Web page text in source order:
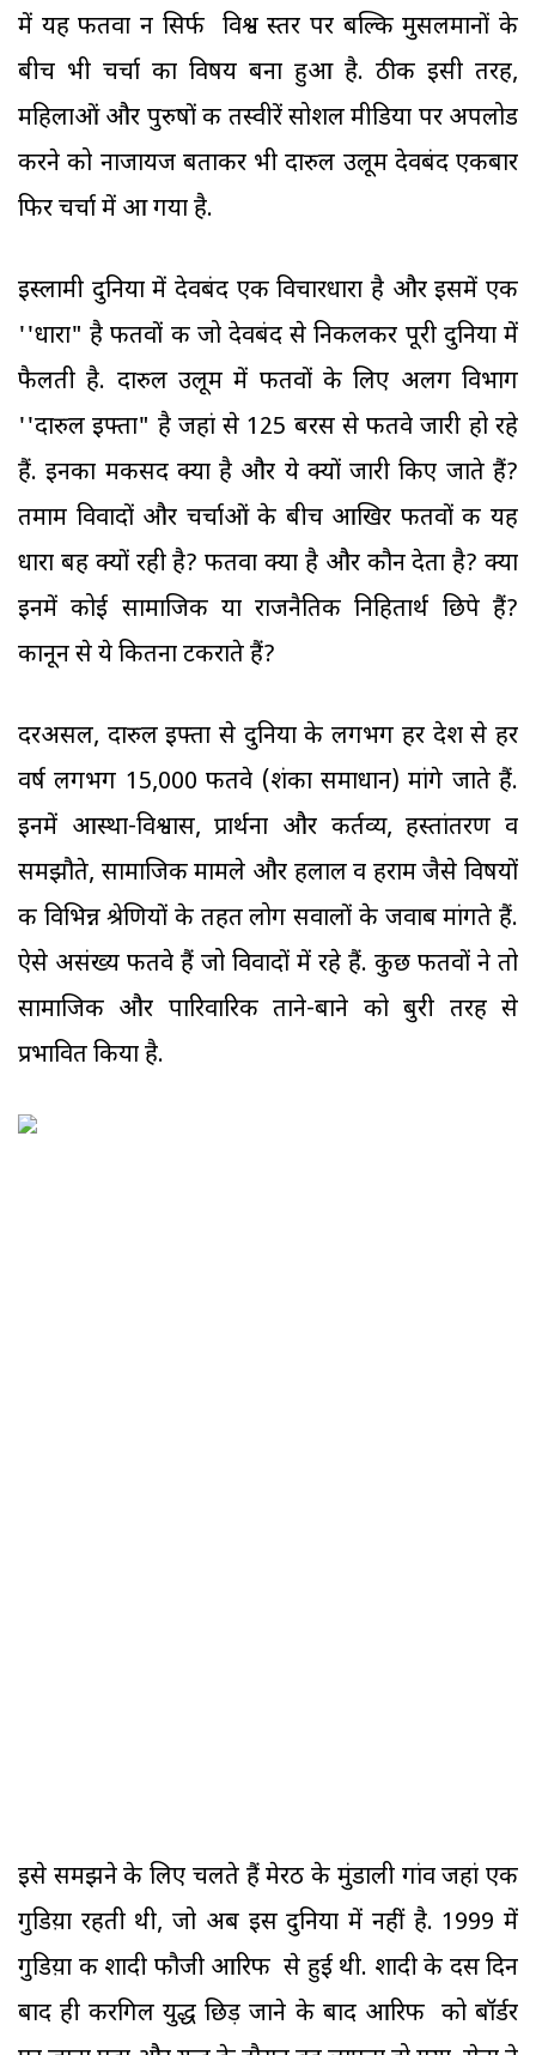
में यह फतवा न सिर्फ विश्व स्तर पर बल्कि मुसलमानों के
बीच भी चर्चा का विषय बना हुआ है. ठीक इसी तरह,
महिलाओं और पुरुषों की तस्वीरें सोशल मीडिया पर अपलोड
करने को नाजायज बताकर भी दारुल उलूम देवबंद एकबार
फिर चर्चा में आ गया है.
इस्लामी दुनिया में देवबंद एक विचारधारा है और इसमें एक
''धारा" है फतवों की जो देवबंद से निकलकर पूरी दुनिया में
फैलती है. दारुल उलूम में फतवों के लिए अलग विभाग
''दारुल इफ्ता" है जहां से 125 बरस से फतवे जारी हो रहे
हैं. इनका मकसद क्या है और ये क्यों जारी किए जाते हैं?
तमाम विवादों और चर्चाओं के बीच आखिर फतवों की यह
धारा बह क्यों रही है? फतवा क्या है और कौन देता है? क्या
इनमें कोई सामाजिक या राजनैतिक निहितार्थ छिपे हैं?
कानून से ये कितना टकराते हैं?
दरअसल, दारुल इफ्ता से दुनिया के लगभग हर देश से हर
वर्ष लगभग 15,000 फतवे (शंका समाधान) मांगे जाते हैं.
इनमें आस्था-विश्वास, प्रार्थना और कर्तव्य, हस्तांतरण व
समझौते, सामाजिक मामले और हलाल व हराम जैसे विषयों
की विभिन्न श्रेणियों के तहत लोग सवालों के जवाब मांगते हैं.
ऐसे असंख्य फतवे हैं जो विवादों में रहे हैं. कुछ फतवों ने तो
सामाजिक और पारिवारिक ताने-बाने को बुरी तरह से
प्रभावित किया है.
इसे समझने के लिए चलते हैं मेरठ के मुंडाली गांव जहां एक
गुडिय़ा रहती थी, जो अब इस दुनिया में नहीं है. 1999 में
गुडिय़ा की शादी फौजी आरिफ से हुई थी. शादी के दस दिन
बाद ही करगिल युद्ध छिड़ जाने के बाद आरिफ को बॉर्डर